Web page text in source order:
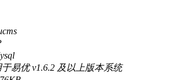
易优 v1.6.2 及以上版本系统